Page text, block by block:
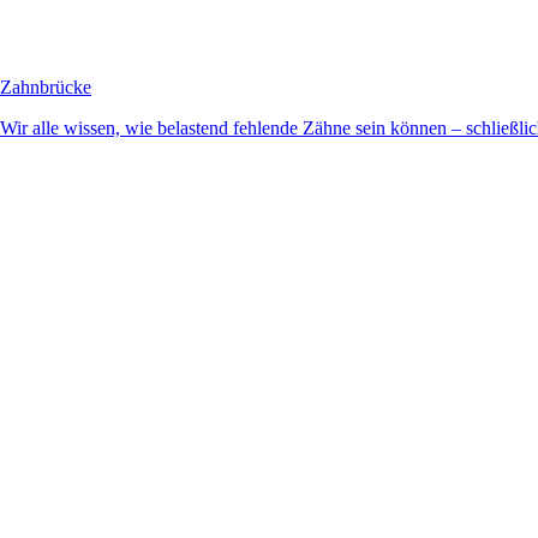
Zahnbrücke
Wir alle wissen, wie belastend fehlende Zähne sein können –